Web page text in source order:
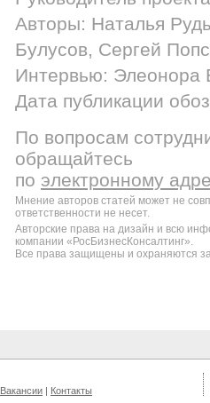
Авторы: Наталья
Булусов, Сергей
Интервью: Элеонора
Дата публикации
По вопросам
обращайтесь
по электронному
Мнение авторов статей может не
ответственности не несет.
Авторские права на дизайн и всю
компании «РосБизнесКонсалтинг».
Все права защищены и охраняются
Вакансии | Контакты